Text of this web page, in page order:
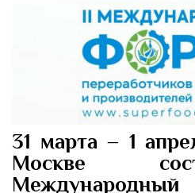
31 марта – 1
Москве